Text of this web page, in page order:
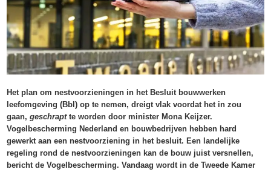
Het plan om nestvoorzieningen in het Besluit bouwwerken
leefomgeving (Bbl) op te nemen, dreigt vlak voordat het in zou
gaan,geschraptte worden door minister Mona Keijzer.
Vogelbescherming Nederland en bouwbedrijven hebben hard
gewerkt aan een nestvoorziening in het besluit. Een landelijke
regeling rond de nestvoorzieningen kan de bouw juist versnellen,
bericht de Vogelbescherming. Vandaag wordt in de Tweede Kamer